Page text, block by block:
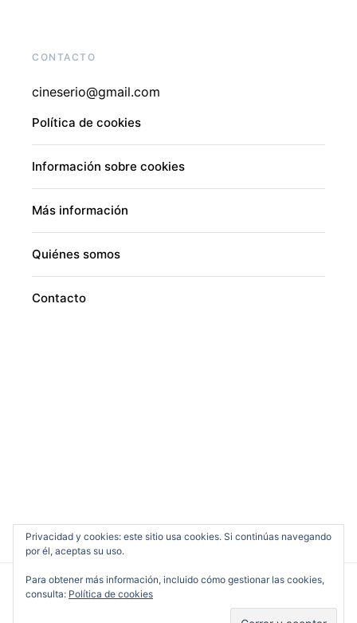
CONTACTO
cineserio@gmail.com
Política de cookies
Información sobre cookies
Más información
Quiénes somos
Contacto
Privacidad y cookies: este sitio usa cookies. Si continúas navegando
por él, aceptas su uso.
Para obtener más información, incluido cómo gestionar las cookies,
consulta: Política de cookies